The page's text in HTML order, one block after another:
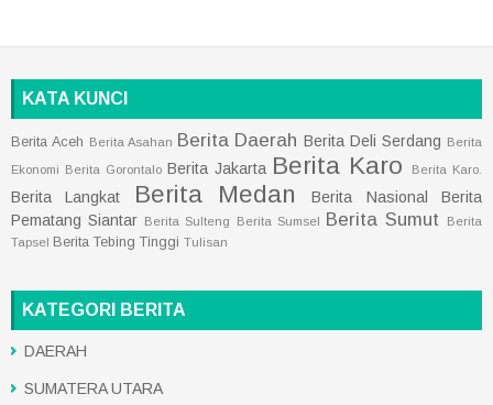
KATA KUNCI
Berita Aceh Berita Asahan Berita Daerah Berita Deli Serdang Berita
Ekonomi Berita Gorontalo Berita Jakarta Berita Karo Berita Karo.
Berita Langkat Berita Medan Berita Nasional
Berita
Pematang Siantar Berita Sulteng Berita Sumsel Berita Sumut
Berita
Tapsel Berita Tebing Tinggi Tulisan
KATEGORI BERITA
DAERAH
SUMATERA UTARA